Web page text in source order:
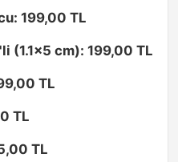
199,00 TL
(1.1x5 cm): 199,00 TL
TL
TL
TL